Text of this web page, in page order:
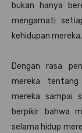
bukan hanya
mengamati
kehidupan mereka.
Dengan rasa
mereka tentang
mereka sampai
berpikir bahwa
selama hidup